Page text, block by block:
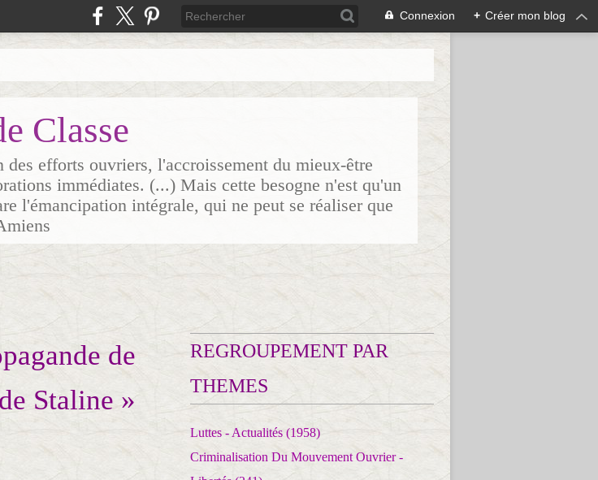
Connexion + Créer mon blog
Classe
efforts ouvriers, l'accroissement du mieux-être
immédiates. (...) Mais cette besogne n'est qu'un
l'émancipation intégrale, qui ne peut se réaliser que
de
Staline »
REGROUPEMENT PAR
THEMES
Luttes - Actualités (1958)
Criminalisation Du Mouvement Ouvrier -